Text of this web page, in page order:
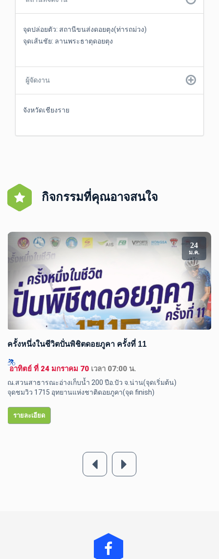
จุดปล่อยตัว: สถานีขนส่งดอยตุง(ท่ารถม่วง)
จุดเส้นชัย: ลานพระธาตุดอยตุง
ผู้จัดงาน
จังหวัดเชียงราย
กิจกรรมที่คุณอาจสนใจ
24
ม.ค.
ครั้งหนึ่งในชีวิตปั่นพิชิตดอยภูคา ครั้งที่ 11
อาทิตย์ ที่ 24 มกราคม 70 เวลา 07:00 น.
ณ.สวนสาธารณะอ่างเก็บน้ำ 200 ปีอ.ปัว จ.น่าน(จุดเริ่มต้น)
จุดชมวิว 1715 อุทยานแห่งชาติดอยภูคา(จุด finish)
รายละเอียด